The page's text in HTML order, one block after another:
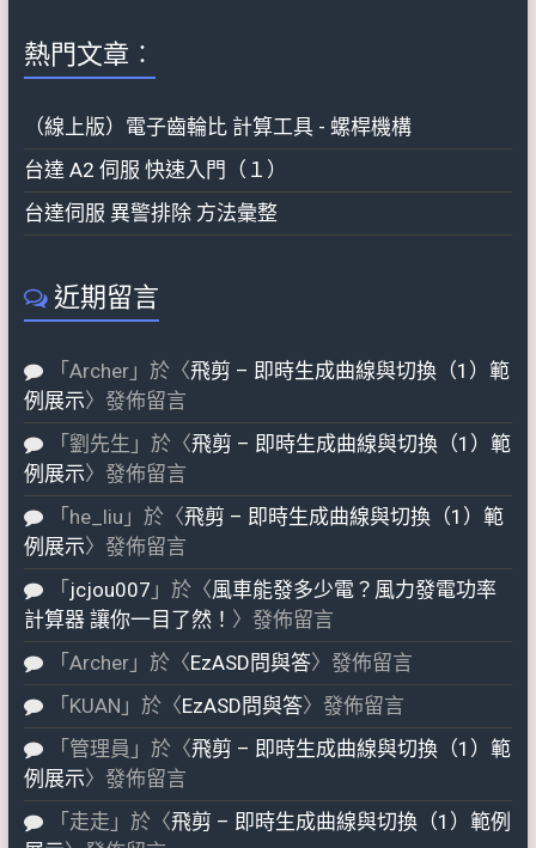
熱門文章︰
（線上版）電子齒輪比 計算工具 - 螺桿機構
台達 A2 伺服 快速入門（１）
台達伺服 異警排除 方法彙整
近期留言
「 Archer」於〈飛剪 – 即時生成曲線與切換（1）範
例展示〉發佈留言
「 劉先生 」於〈飛剪 – 即時生成曲線與切換（1）範
例展示〉發佈留言
「 he_liu 」於〈飛剪 – 即時生成曲線與切換（1）範
例展示〉發佈留言
「 jcjou007 」於〈風車能發多少電？風力發電功率
計算器 讓你一目了然！ 〉發佈留言
「 Archer」於〈EzASD問與答〉發佈留言
「 KUAN 」於〈EzASD問與答〉發佈留言
「 管理員 」於〈飛剪 – 即時生成曲線與切換（1）範
例展示〉發佈留言
「 走走 」於〈飛剪 – 即時生成曲線與切換（1）範例